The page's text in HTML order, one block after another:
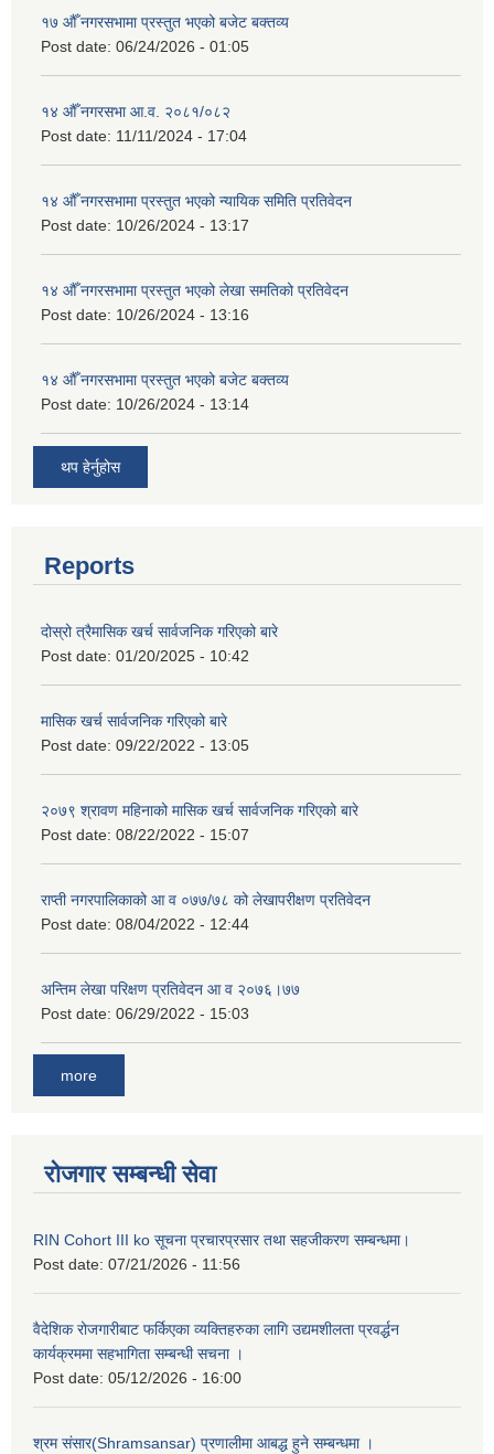
१७ औँ नगरसभामा प्रस्तुत भएको बजेट बक्तव्य
Post date: 06/24/2026 - 01:05
१४ औँ नगरसभा आ.व. २०८१/०८२
Post date: 11/11/2024 - 17:04
१४ औँ नगरसभामा प्रस्तुत भएको न्यायिक समिति प्रतिवेदन
Post date: 10/26/2024 - 13:17
१४ औँ नगरसभामा प्रस्तुत भएको लेखा समतिको प्रतिवेदन
Post date: 10/26/2024 - 13:16
१४ औँ नगरसभामा प्रस्तुत भएको बजेट बक्तव्य
Post date: 10/26/2024 - 13:14
थप हेर्नुहोस
Reports
दोस्रो त्रैमासिक खर्च सार्वजनिक गरिएको बारे
Post date: 01/20/2025 - 10:42
मासिक खर्च सार्वजनिक गरिएको बारे
Post date: 09/22/2022 - 13:05
२०७९ श्रावण महिनाको मासिक खर्च सार्वजनिक गरिएको बारे
Post date: 08/22/2022 - 15:07
राप्ती नगरपालिकाको आ व ०७७/७८ को लेखापरीक्षण प्रतिवेदन
Post date: 08/04/2022 - 12:44
अन्तिम लेखा परिक्षण प्रतिवेदन आ व २०७६।७७
Post date: 06/29/2022 - 15:03
more
रोजगार सम्बन्धी सेवा
RIN Cohort III ko सूचना प्रचारप्रसार तथा सहजीकरण सम्बन्धमा।
Post date: 07/21/2026 - 11:56
वैदेशिक रोजगारीबाट फर्किएका व्यक्तिहरुका लागि उद्यमशीलता प्रवर्द्धन
कार्यक्रममा सहभागिता सम्बन्धी सचना ।
Post date: 05/12/2026 - 16:00
श्रम संसार(Shramsansar) प्रणालीमा आबद्ध हुने सम्बन्धमा ।